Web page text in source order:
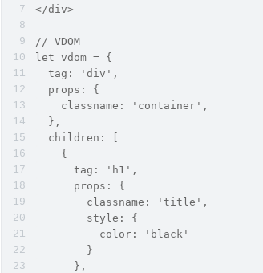
</div>
// VDOM
let vdom = {
  tag: 'div',
  props: {
    classname: 'container',
  },
  children: [
    {
      tag: 'h1',
      props: {
        classname: 'title',
        style: {
          color: 'black'
        }
      },